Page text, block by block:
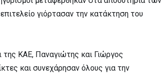
γιόρτασαν την κατάκτηση του
ΚΑΕ, Παναγιώτης και Γιώργος
και συνεχάρησαν όλους για την